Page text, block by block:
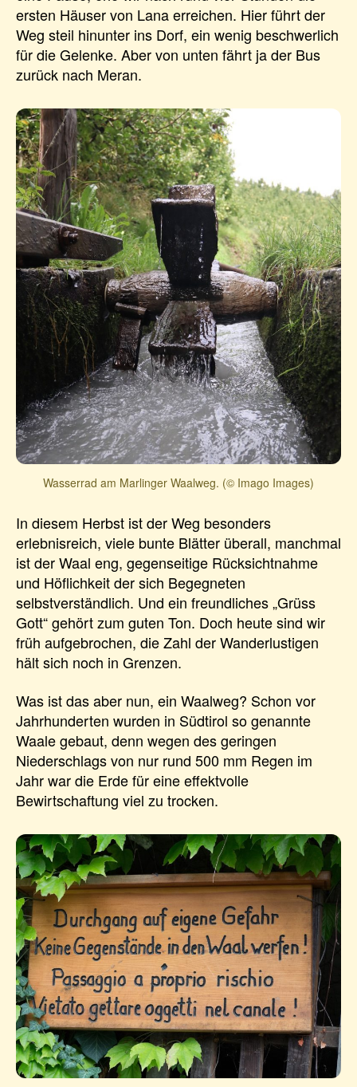
ersten Häuser von Lana erreichen. Hier führt der
Weg steil hinunter ins Dorf, ein wenig beschwerlich
für die Gelenke. Aber von unten fährt ja der Bus
zurück nach Meran.
Wasserrad am Marlinger Waalweg. (© Imago Images)
In diesem Herbst ist der Weg besonders
erlebnisreich, viele bunte Blätter überall, manchmal
ist der Waal eng, gegenseitige Rücksichtnahme
und Höflichkeit der sich Begegneten
selbstverständlich. Und ein freundliches „Grüss
Gott“ gehört zum guten Ton. Doch heute sind wir
früh aufgebrochen, die Zahl der Wanderlustigen
hält sich noch in Grenzen.
Was ist das aber nun, ein Waalweg? Schon vor
Jahrhunderten wurden in Südtirol so genannte
Waale gebaut, denn wegen des geringen
Niederschlags von nur rund 500 mm Regen im
Jahr war die Erde für eine effektvolle
Bewirtschaftung viel zu trocken.